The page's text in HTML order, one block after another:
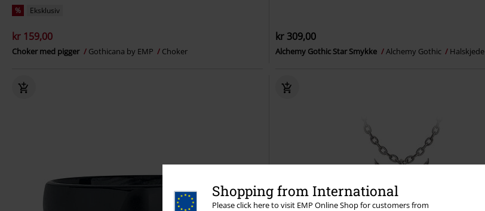
Shopping from International
Please click here to visit EMP Online Shop for customers from
% Eksklusiv
kr 159,00
Choker med pigger Gothicana by EMP Choker
kr 309,00
Alchemy Gothic Star Smykke Alchemy Gothic Halskjede